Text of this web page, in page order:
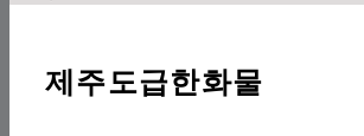
제주도급한화물